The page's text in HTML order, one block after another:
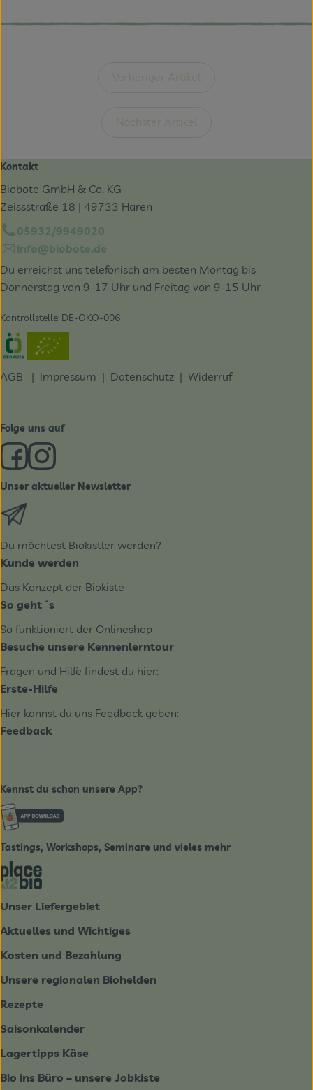
Vorheriger Artikel
Nächster Artikel
Kontakt
Biobote GmbH & Co. KG
Zeissstraße 18 | 49733 Haren
05932/9949020
info@biobote.de
Du erreichst uns telefonisch am besten Montag bis
Donnerstag von 9-17 Uhr und Freitag von 9-15 Uhr
Kontrollstelle: DE-ÖKO-006
Externer Link zu https://www.oekokiste.de/
AGB | Impressum | Datenschutz | Widerruf
Folge uns auf
Externer Link zu https://www.facebook.com/derBiobote/
Externer Link zu https://www.instagram.com/
Unser aktueller Newsletter
Du möchtest Biokistler werden?
Kunde werden
Das Konzept der Biokiste
So geht´s
So funktioniert der Onlineshop
Besuche unsere Kennenlerntour
Fragen und Hilfe findest du hier:
Erste-Hilfe
Hier kannst du uns Feedback geben:
Feedback
Kennst du schon unsere App?
Externer Link zu https://www.biobote-
Tastings, Workshops, Seminare und vieles mehr
Externer Link zu https://place2bio.de/
Unser Liefergebiet
Aktuelles und Wichtiges
Kosten und Bezahlung
Unsere regionalen Biohelden
Rezepte
Saisonkalender
Lagertipps Käse
Bio ins Büro – unsere Jobkiste